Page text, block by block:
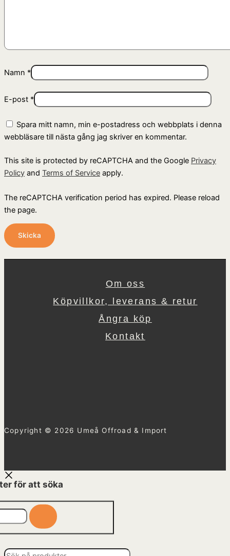
Namn *
E-post *
Spara mitt namn, min e-postadress och webbplats i denna
webbläsare till nästa gång jag skriver en kommentar.
This site is protected by reCAPTCHA and the Google Privacy
Policy and Terms of Service apply.
The reCAPTCHA verification period has expired. Please reload
the page.
Om oss
Köpvillkor, leverans & retur
Ångra köp
Kontakt
Copyright © 2026 Umeå Offroad & Import
för att söka